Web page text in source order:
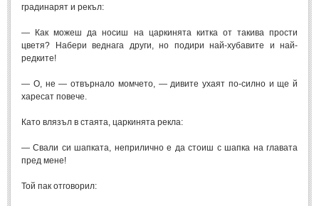
градинарят и рекъл:
— Как можеш да носиш на царкинята китка от такива прости
цветя? Набери веднага други, но подири най-хубавите и най-
редките!
— О, не — отвърнало момчето, — дивите ухаят по-силно и ще й
харесат повече.
Като влязъл в стаята, царкинята рекла:
— Свали си шапката, неприлично е да стоиш с шапка на главата
пред мене!
Той пак отговорил: